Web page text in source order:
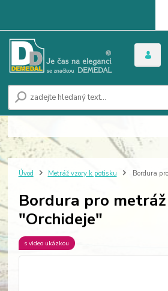
Úvod Metráž vzory k potisku Bordura
Bordura pro
"Orchideje"
s video ukázkou